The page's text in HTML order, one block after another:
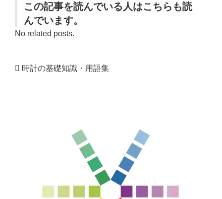
この記事を読んでいる人はこちらも読
んでいます。
No related posts.
時計の基礎知識・用語集